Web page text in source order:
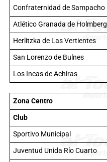
Confraternidad de Sampacho
Atlético Granada de Holmberg
Herlitzka de Las Vertientes
San Lorenzo de Bulnes
Los Incas de Achiras
Zona Centro
Club
Sportivo Municipal
Juventud Unida Río Cuarto